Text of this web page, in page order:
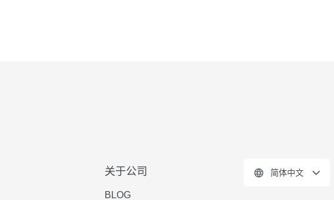
关于公司
BLOG
简体中文